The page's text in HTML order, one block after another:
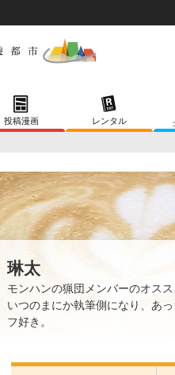
投稿漫画 レンタル
琳太
モンハンの猟団メンバーのオス
いつのまにか執筆側になり、あ
フ好き。